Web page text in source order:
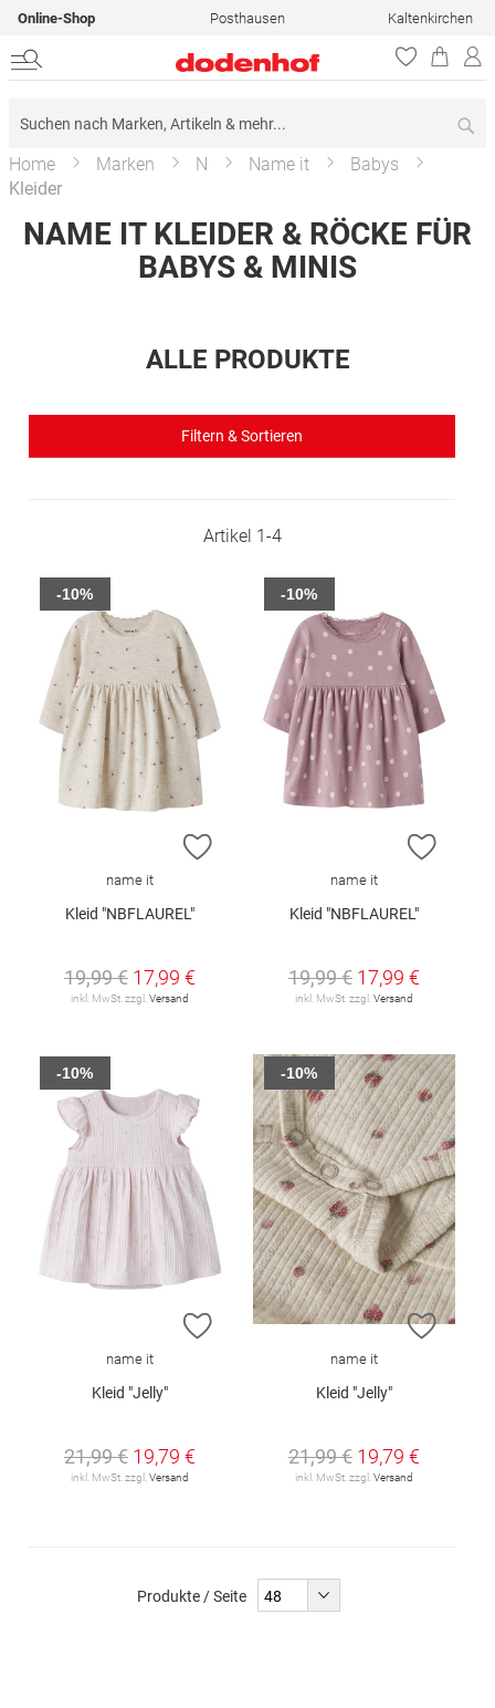
Online-Shop Posthausen Kaltenkirchen
Home Marken N Name it
Babys
Kleider
NAME IT KLEIDER & RÖCKE FÜR
BABYS & MINIS
ALLE PRODUKTE
Filtern & Sortieren
Artikel 1-4
ZUR WUNSCHLISTE HINZUFÜGEN
name it
Kleid "NBFLAUREL"
19,99 € 17,99 €
inkl. MwSt. zzgl. Versand
-10%
ZUR
name it
Kleid "NBFLAUREL"
19,99 € 17,99 €
inkl. MwSt. zzgl. Versand
-10%
ZUR WUNSCHLISTE HINZUFÜGEN
name it
Kleid "Jelly"
21,99 € 19,79 €
inkl. MwSt. zzgl. Versand
-10%
ZUR
name it
Kleid "Jelly"
21,99 € 19,79 €
inkl. MwSt. zzgl. Versand
-10%
Produkte / Seite